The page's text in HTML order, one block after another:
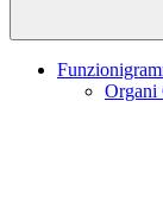
Organi